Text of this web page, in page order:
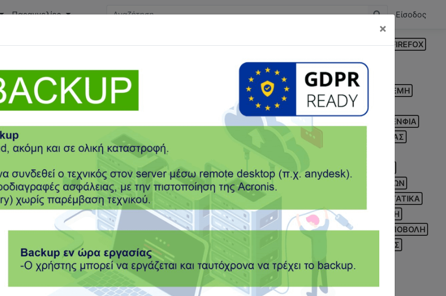
Είσοδος
Παραγγελίες
E-MAIL ENTERSOFTONE GOOGLE CHROME IBAN INTRASTAT LAPTOP MARK
MOZILLA FIREFOX
PBS ONE PC POS
PROSVASIS CLOUD
VOUCHER WEBINAR ΑΓΡΟΤΕΣ ΑΝΑΔΡΟΜΙΚΑ
ΑΝΑΛΩΣΗ ΚΕΦΑΛΑΙΟΥ
ΑΠΟΚΛΙΣΕΙΣ ΑΠΟΣΤΟΛΗ ΒΕΒΑΙΩΣΕΙΣ ΒΕΒΑΙΩΣΗ ΑΠΟΔΟΧΩΝ
ΓΕΜΗ
ΑΣΦΑΛΙΣΤΩΝ ΔΩΡΟ ΠΑΣΧΑ ΔΩΡΟ ΧΡΙΣΤΟΥΓΕΝΝΩΝ Ε1 Ε2 Ε9
ΕΓΚΑΤΑΣΤΑΣΗ
ΕΝΔΟΚΟΙΝΟΤΙΚΕΣ ΕΝΗΜΕΡΟΤΗΤΑ
ΕΝΦΙΑ
ΕΠΙΔΟΤΗΣΕΙΣ ΕΠΙΣΤΡΕΠΤΕΑ ΠΡΟΚΑΤΑΒΟΛΗ
ΕΠΙΤΗΔΕΥΜΑΤΙΑΣ
ΕΡΓΟΛΑΒΟΣ ΕΣΠΑ ΕΤΗΣΙΟ ΤΕΛΟΣ ΜΕΡΙΔΑΣ Η/Υ
ΗΛΕΚΤΡΟΝΙΚΕΣ ΥΠΗΡΕΣΙΕΣ
ΧΡΗΣΗΣ ΚΟΙΝΟΠΟΙΗΣΕΙΣ ΚΟΙΝΩΝΙΚΟ ΜΕΡΙΣΜΑ ΚΩΔΙΚΟΣ ΚΩΔΙΚΟΣ 312
ΛΟΓΑΡΙΑΣΜΟΣ
ΜΑΖΙΚΗ ΑΠΟΣΤΟΛΗ ΜΑΚΡΟΧΡΟΝΙΑ ΑΝΕΡΓΟΣ ΜΗΝΥΜΑΤΑ
ΜΗΤΡΩΟ ΠΡΑΓΜΑΤΙΚΩΝ ΔΙΚΑΙΟΥΧΩΝ
ΕΚΠΡΟΣΩΠΟΣ ΟΑΕΔ ΟΣΥΚ ΟΦΕΙΛΕΣ ΠΑΚΕΤΟ ΚΑΛΥΨΗΣ ΠΑΡΑΚΡΑΤΗΣΗ ΦΟΡΟΥ
ΠΑΡΑΣΤΑΤΙΚΑ
ΝΕΩΝ ΘΕΣΕΩΝ ΠΡΟΚΑΤΑΒΟΛΗ ΦΟΡΟΥ ΡΟΛΟΣ ΡΥΘΜΙΣΗ ΣΕΜΙΝΑΡΙΟ ΣΕΠΕ
ΣΥΝΤΑΞΗ
ΤΕΛΗ ΚΥΚΛΟΦΟΡΙΑΣ ΤΕΛΟΣ ΕΠΙΤΗΔΕΥΜΑΤΟΣ ΤΖΙΡΟΣ ΤΟ MYDATA ΤΟΥ ΛΟΓΙΣΤΗ ΤΡΑΠΕΖΑ
ΥΠΟΒΟΛΗ
ΦΟΡΟΛΟΓΟΥΜΕΝΟΣ ΦΟΡΟΣ ΦΠΑ ΦΤΜ ΨΗΦΙΑΚΗ ΜΕΡΙΜΝΑ
ΨΗΦΙΑΚΟΣ ΜΕΤΑΣΧΗΜΑΤΙΣΜΟΣ
×